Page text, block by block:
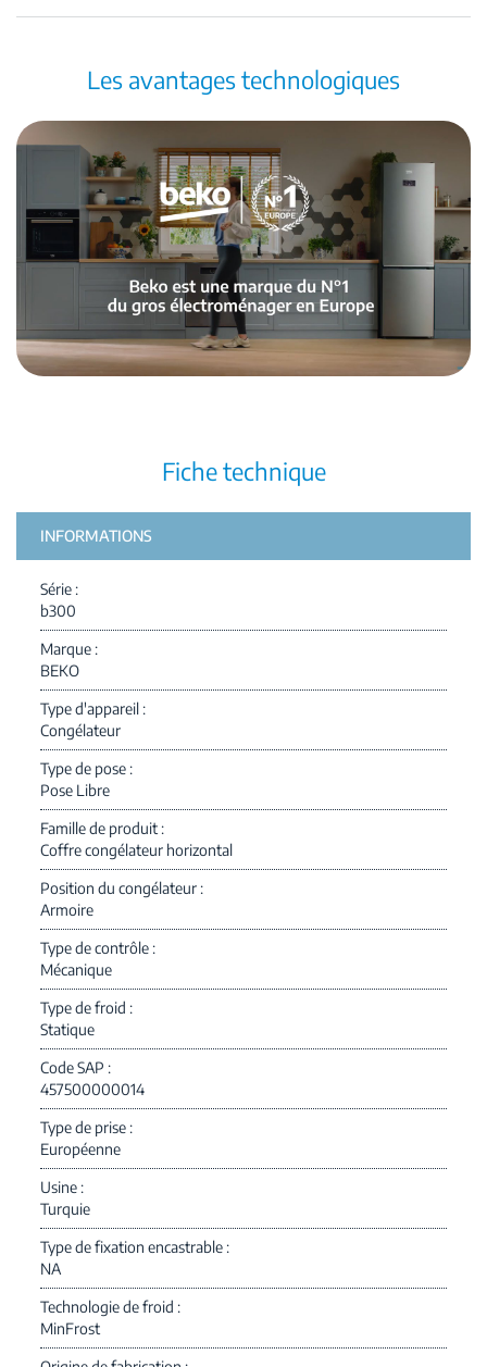
Les avantages technologiques
Fiche technique
INFORMATIONS
Série
b300
Marque
BEKO
Type d'appareil
Congélateur
Type de pose
Pose Libre
Famille de produit
Coffre congélateur horizontal
Position du congélateur
Armoire
Type de contrôle
Mécanique
Type de froid
Statique
Code SAP
457500000014
Type de prise
Européenne
Usine
Turquie
Type de fixation encastrable
NA
Technologie de froid
MinFrost